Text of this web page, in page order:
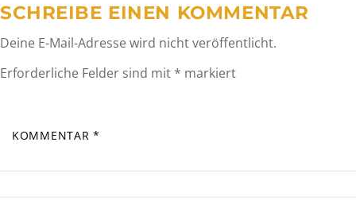
SCHREIBE EINEN KOMMENTAR
Deine E-Mail-Adresse wird nicht veröffentlicht.
Erforderliche Felder sind mit * markiert
KOMMENTAR *